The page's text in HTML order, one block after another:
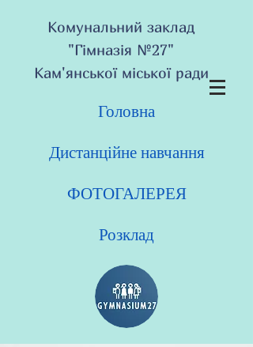
Комунальний заклад
"Гімназія №27"
Кам'янської міської ради
Головна
Дистанційне навчання
ФОТОГАЛЕРЕЯ
Розклад